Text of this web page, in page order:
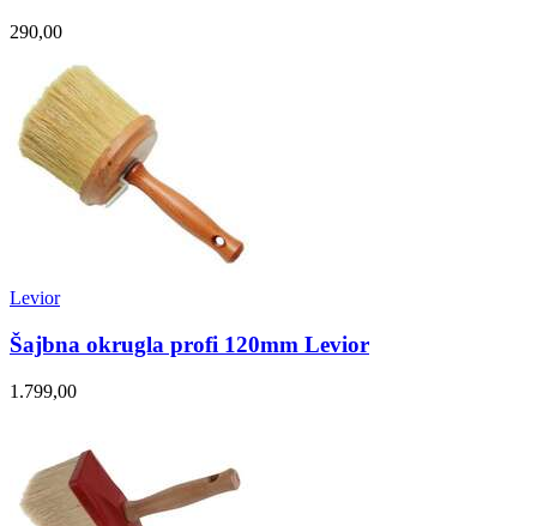
290,00
Levior
Šajbna okrugla profi 120mm Levior
1.799,00